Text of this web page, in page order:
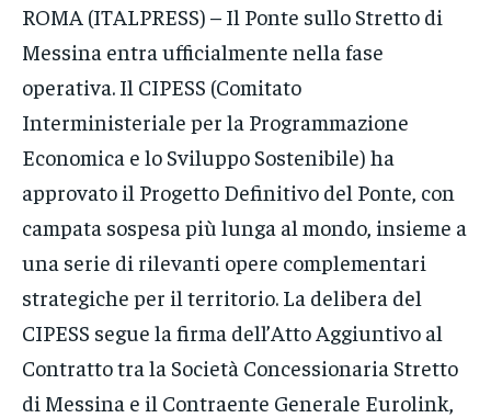
GRUPPO
CONTATTI
GRUPPO
CONTATTI
GRUPPO
CONTATTI
ROMA (ITALPRESS) – Il Ponte sullo Stretto di
Messina entra ufficialmente nella fase
operativa. Il CIPESS (Comitato
Interministeriale per la Programmazione
Economica e lo Sviluppo Sostenibile) ha
approvato il Progetto Definitivo del Ponte, con
campata sospesa più lunga al mondo, insieme a
una serie di rilevanti opere complementari
strategiche per il territorio. La delibera del
CIPESS segue la firma dell’Atto Aggiuntivo al
Contratto tra la Società Concessionaria Stretto
di Messina e il Contraente Generale Eurolink,